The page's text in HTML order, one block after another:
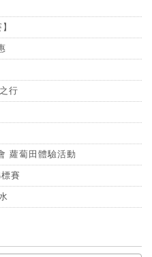
行
蘿蔔田體驗活動
賽